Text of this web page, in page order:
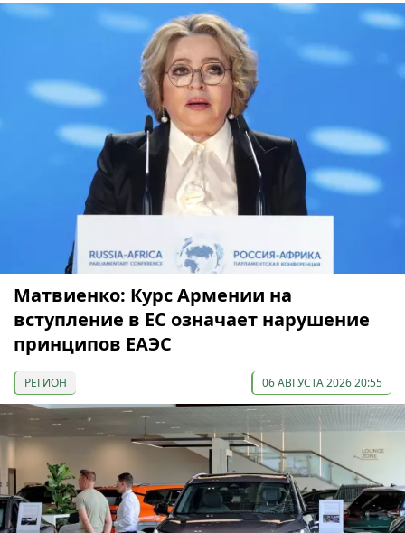
Матвиенко: Курс Армении на
вступление в ЕС означает нарушение
принципов ЕАЭС
РЕГИОН 06 АВГУСТА 2026 20:55